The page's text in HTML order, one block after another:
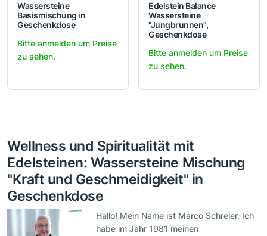
Wassersteine
Basismischung in
Geschenkdose
Bitte anmelden um Preise
zu sehen.
Edelstein Balance
Wassersteine
"Jungbrunnen",
Geschenkdose
Bitte anmelden um Preise
zu sehen.
Wellness und Spiritualität mit
Edelsteinen: Wassersteine Mischung
"Kraft und Geschmeidigkeit" in
Geschenkdose
Hallo! Mein Name ist Marco Schreier. Ich
habe im Jahr 1981 meinen